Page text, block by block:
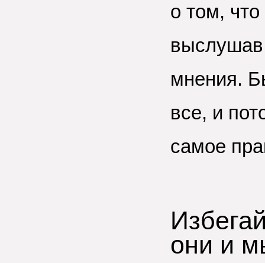
о том,
выслушав
мнения.
все, и
самое
они и